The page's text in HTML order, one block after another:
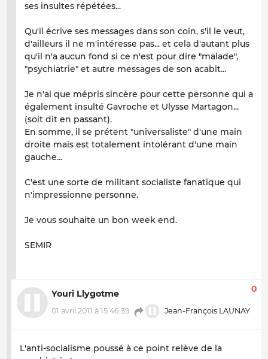
ses insultes répétées...
Qu'il écrive ses messages dans son coin, s'il le veut,
d'ailleurs il ne m'intéresse pas... et cela d'autant plus
qu'il n'a aucun fond si ce n'est pour dire "malade",
"psychiatrie" et autre messages de son acabit...
Je n'ai que mépris sincère pour cette personne qui a
également insulté Gavroche et Ulysse Martagon...
(soit dit en passant).
En somme, il se prétent "universaliste" d'une main
droite mais est totalement intolérant d'une main
gauche...
C'est une sorte de militant socialiste fanatique qui
n'impressionne personne.
Je vous souhaite un bon week end.
SEMIR
Youri Llygotme
01 avril 2011 à 15:46:39 Jean-François LAUNAY
0
L'anti-socialisme poussé à ce point relève de la